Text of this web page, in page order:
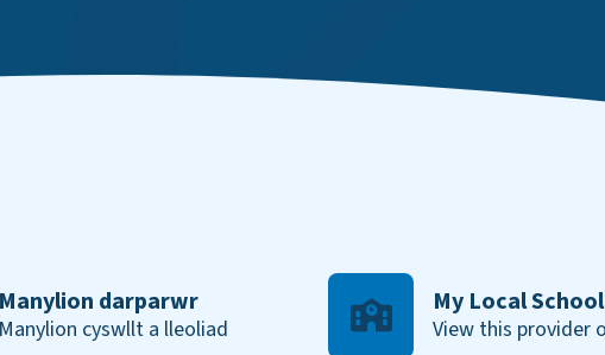
Manylion darparwr
Manylion cyswllt a lleoliad
My Local School
View this provider